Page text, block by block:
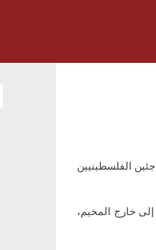
من قبل اللجنة الدولية للصليب الأحمر عام 1948 لإيواء اللاجئين الفلسطينيين
خارج المخيم،